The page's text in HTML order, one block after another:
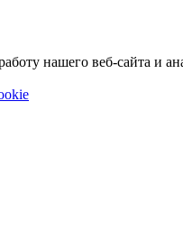
нашего веб-сайта и